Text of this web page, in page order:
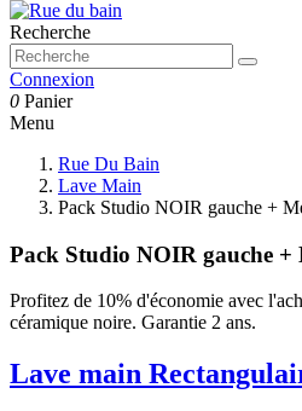
Recherche
Connexion
0 Panier
Menu
Rue Du Bain
Lave Main
Pack Studio NOIR gauche +
Pack Studio NOIR gauche
Profitez de 10% d'économie avec
céramique noire. Garantie 2 ans.
Lave main